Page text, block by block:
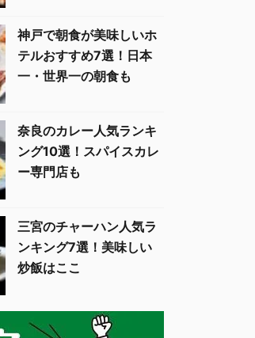
神戸で朝食が美味しいホ
テルおすすめ7選！日本
一・世界一の朝食も
奈良のカレー人気ランキ
ング10選！スパイスカレ
ー専門店も
三宮のチャーハン人気ラ
ンキング7選！美味しい
炒飯はここ